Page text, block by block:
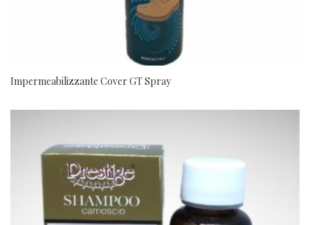
Impermeabilizzante Cover GT Spray